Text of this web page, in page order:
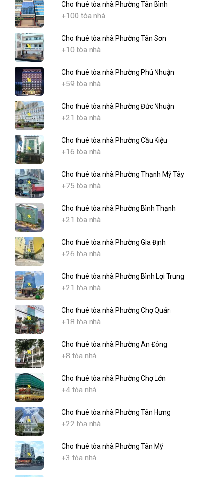
Cho thuê tòa nhà Phường Tân Bình
+100 tòa nhà
Cho thuê tòa nhà Phường Tân Sơn
+10 tòa nhà
Cho thuê tòa nhà Phường Phú Nhuận
+59 tòa nhà
Cho thuê tòa nhà Phường Đức Nhuận
+21 tòa nhà
Cho thuê tòa nhà Phường Cầu Kiệu
+16 tòa nhà
Cho thuê tòa nhà Phường Thạnh Mỹ Tây
+75 tòa nhà
Cho thuê tòa nhà Phường Bình Thạnh
+21 tòa nhà
Cho thuê tòa nhà Phường Gia Định
+26 tòa nhà
Cho thuê tòa nhà Phường Bình Lợi Trung
+21 tòa nhà
Cho thuê tòa nhà Phường Chợ Quán
+18 tòa nhà
Cho thuê tòa nhà Phường An Đông
+8 tòa nhà
Cho thuê tòa nhà Phường Chợ Lớn
+4 tòa nhà
Cho thuê tòa nhà Phường Tân Hưng
+22 tòa nhà
Cho thuê tòa nhà Phường Tân Mỹ
+3 tòa nhà